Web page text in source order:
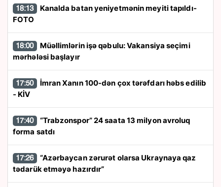
18:13
FOTO
18:00
mərhələsi başlayır
17:50
- KİV
17:40
forma satdı
17:26
tədarük etməyə hazırdır”